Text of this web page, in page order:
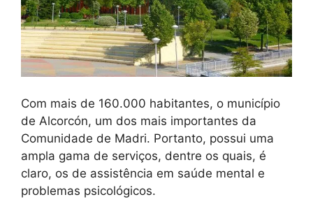
Com mais de 160.000 habitantes, o município
de Alcorcón, um dos mais importantes da
Comunidade de Madri. Portanto, possui uma
ampla gama de serviços, dentre os quais, é
claro, os de assistência em saúde mental e
problemas psicológicos.